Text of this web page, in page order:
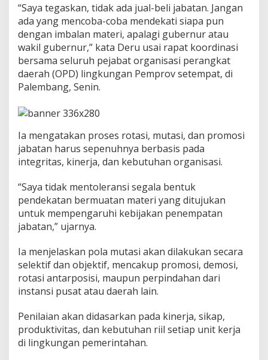
J
a
a
a
n
n
g
k
n
a
n
m
r
o
v
“Saya tegaskan, tidak ada jual-beli jabatan. Jangan
ada yang mencoba-coba mendekati siapa pun
dengan imbalan materi, apalagi gubernur atau
wakil gubernur,” kata Deru usai rapat koordinasi
bersama seluruh pejabat organisasi perangkat
daerah (OPD) lingkungan Pemprov setempat, di
Palembang, Senin.
Ia mengatakan proses rotasi, mutasi, dan promosi
jabatan harus sepenuhnya berbasis pada
integritas, kinerja, dan kebutuhan organisasi.
“Saya tidak mentoleransi segala bentuk
pendekatan bermuatan materi yang ditujukan
untuk mempengaruhi kebijakan penempatan
jabatan,” ujarnya.
Ia menjelaskan pola mutasi akan dilakukan secara
selektif dan objektif, mencakup promosi, demosi,
rotasi antarposisi, maupun perpindahan dari
instansi pusat atau daerah lain.
Penilaian akan didasarkan pada kinerja, sikap,
produktivitas, dan kebutuhan riil setiap unit kerja
di lingkungan pemerintahan.